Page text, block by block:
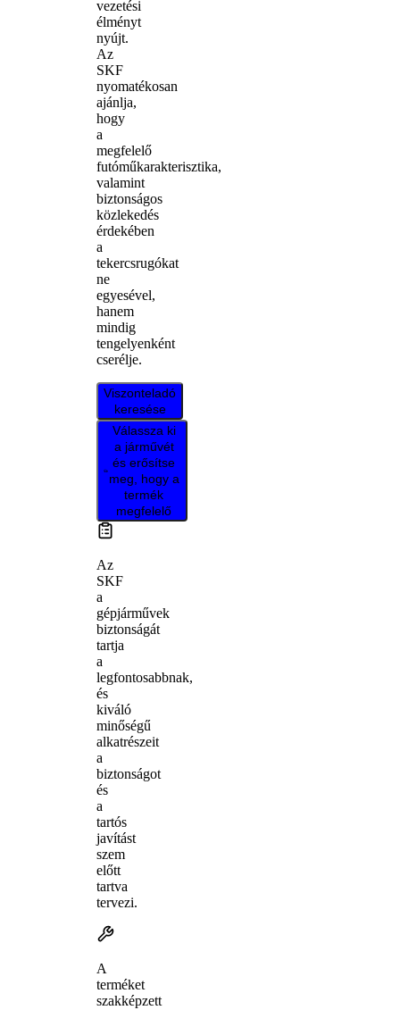
vezetési
élményt
nyújt.
Az
SKF
nyomatékosan
ajánlja,
hogy
a
megfelelő
futóműkarakterisztika,
valamint
biztonságos
közlekedés
érdekében
a
tekercsrugókat
ne
egyesével,
hanem
mindig
tengelyenként
cserélje.
Viszonteladó
keresése
Válassza ki
a járművét
és erősítse
meg, hogy a
termék
megfelelő
Az
SKF
a
gépjárművek
biztonságát
tartja
a
legfontosabbnak,
és
kiváló
minőségű
alkatrészeit
a
biztonságot
és
a
tartós
javítást
szem
előtt
tartva
tervezi.
A
terméket
szakképzett